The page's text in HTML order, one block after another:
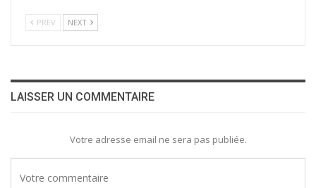
PREV NEXT
LAISSER UN COMMENTAIRE
Votre adresse email ne sera pas publiée.